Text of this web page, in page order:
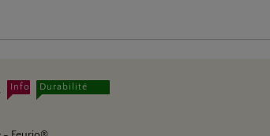
Info Durabilité